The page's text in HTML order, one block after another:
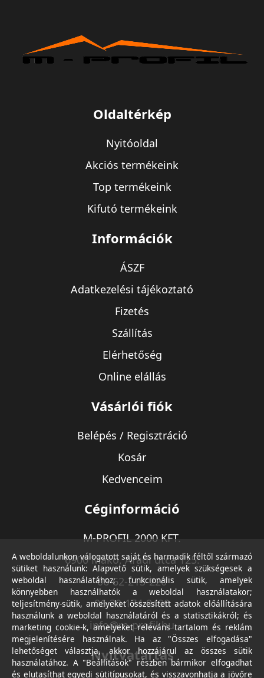
Oldaltérkép
Nyitóoldal
Akciós termékeink
Top termékeink
Kifutó termékeink
Információk
ÁSZF
Adatkezelési tájékoztató
Fizetés
Szállítás
Elérhetőség
Online elállás
Vásárlói fiók
Belépés / Regisztráció
Kosár
Kedvenceim
Céginformáció
M-PROFIL 2000 KFT.
6900 Makó, Aradi utca 125.
06-62-213-220
06-30-174-9490
info@m-profil.hu
Nyitvatartás
A weboldalunkon válogatott saját és harmadik féltől származó
sütiket használunk: Alapvető sütik, amelyek szükségesek a
weboldal használatához; funkcionális sütik, amelyek
könnyebben használhatók a weboldal használatakor;
teljesítmény-sütik, amelyeket összesített adatok előállítására
használunk a weboldal használatáról és a statisztikákról; és
marketing cookie-k, amelyeket releváns tartalom és reklám
megjelenítésére használnak. Ha az "Összes elfogadása"
lehetőséget választja, akkor hozzájárul az összes sütik
használatához. A "Beállítások" részben bármikor elfogadhat
és elutasíthat egyedi sütitípusokat, és visszavonhatja a jövőre